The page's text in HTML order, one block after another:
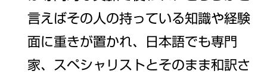
言えばその人の持っている知識や経験
面に重きが置かれ、日本語でも専門
家、スペシャリストとそのまま和訳さ